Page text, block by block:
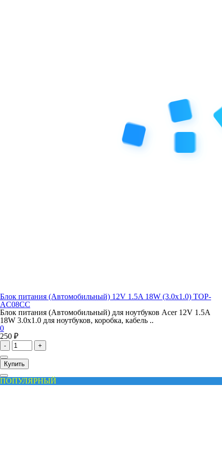
Блок питания (Автомобильный) 12V 1.5A 18W (3.0x1.0) TOP-
AC08CC
Блок питания (Автомобильный) для ноутбуков Acer 12V 1.5A
18W 3.0x1.0 для ноутбуков, коробка, кабель ..
0
250 ₽
- +
Купить
ПОПУЛЯРНЫЙ